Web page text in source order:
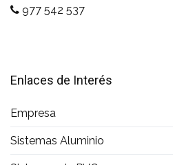
977 542 537
Enlaces de Interés
Empresa
Sistemas Aluminio